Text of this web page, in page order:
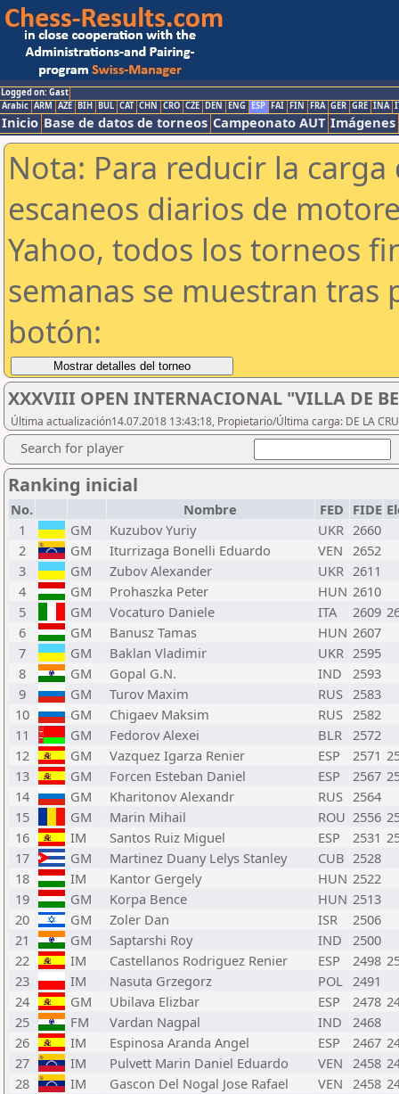
Logged on: Gast
Arabic ARM AZE BIH BUL CAT CHN CRO CZE DEN ENG ESP FAI FIN FRA GER GRE INA
Inicio Base de datos de torneos Campeonato AUT Imágenes
Nota: Para reducir la
escaneos diarios de
Yahoo, todos los torneos
semanas se muestran tras
botón:
XXXVIII OPEN INTERNACIONAL "VILLA DE
Última actualización14.07.2018 13:43:18, Propietario/Última carga: DE LA
Search for player
Ranking inicial
No. Nombre FED FIDE
1
GM Kuzubov Yuriy UKR 2660
2
GM Iturrizaga Bonelli Eduardo VEN 2652
3
GM Zubov Alexander UKR 2611
4
GM Prohaszka Peter HUN 2610
5
GM Vocaturo Daniele ITA 2609
6
GM Banusz Tamas HUN 2607
7
GM Baklan Vladimir UKR 2595
8
GM Gopal G.N. IND
2593
9
GM Turov Maxim RUS 2583
10
GM Chigaev Maksim RUS 2582
11
GM Fedorov Alexei BLR 2572
12
GM Vazquez Igarza Renier ESP 2571
13
GM Forcen Esteban Daniel ESP 2567
14
GM Kharitonov Alexandr RUS 2564
15
GM Marin Mihail ROU 2556
16
IM Santos Ruiz Miguel ESP 2531
17
GM Martinez Duany Lelys Stanley CUB 2528
18
IM Kantor Gergely HUN 2522
19
GM Korpa Bence HUN 2513
20
GM Zoler Dan ISR
2506
21
GM Saptarshi Roy IND
2500
22
IM Castellanos Rodriguez Renier ESP 2498
23
IM Nasuta Grzegorz POL 2491
24
GM Ubilava Elizbar ESP 2478
25
FM Vardan Nagpal IND
2468
26
IM Espinosa Aranda Angel ESP 2467
27
IM Pulvett Marin Daniel Eduardo VEN 2458
28
IM Gascon Del Nogal Jose Rafael VEN 2458